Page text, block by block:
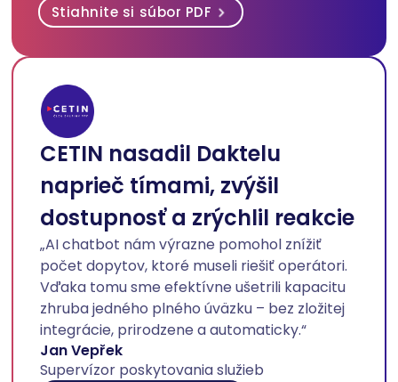
Stiahnite si súbor PDF
CETIN nasadil Daktelu
naprieč tímami, zvýšil
dostupnosť a zrýchlil reakcie
„AI chatbot nám výrazne pomohol znížiť
počet dopytov, ktoré museli riešiť operátori.
Vďaka tomu sme efektívne ušetrili kapacitu
zhruba jedného plného úväzku – bez zložitej
integrácie, prirodzene a automaticky.“
Jan Vepřek
Supervízor poskytovania služieb